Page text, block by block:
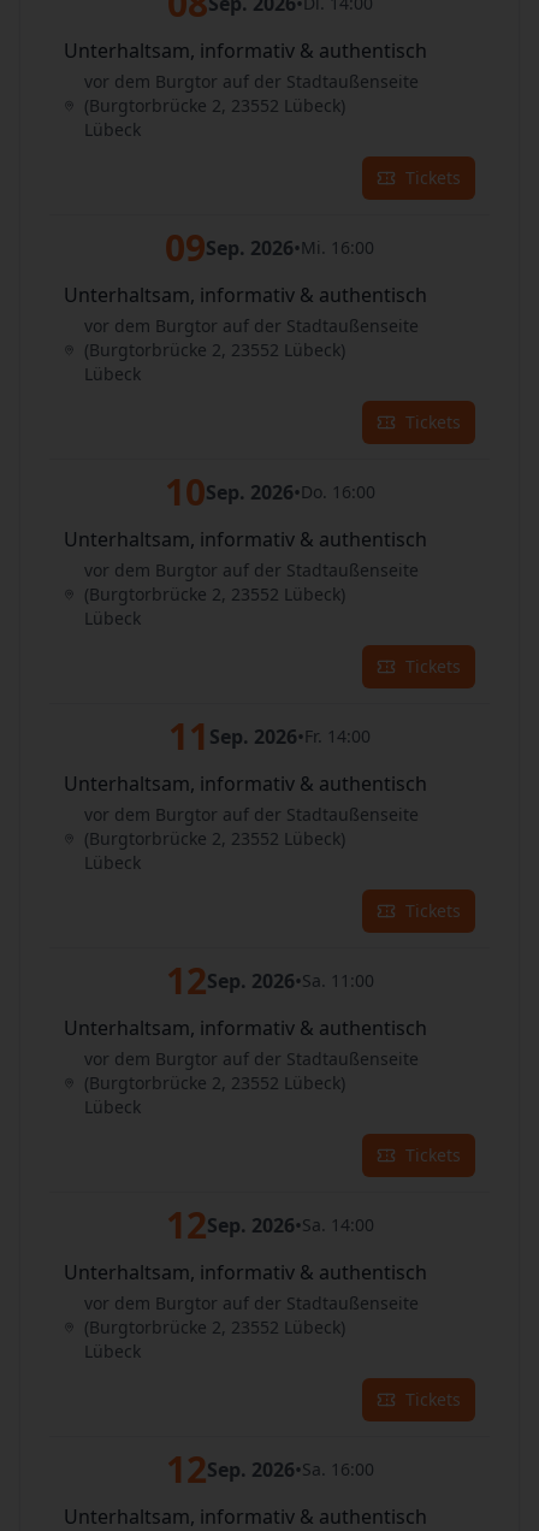
Unterhaltsam, informativ & authentisch
vor dem Burgtor auf der Stadtaußenseite
(Burgtorbrücke 2, 23552 Lübeck)
Lübeck
Tickets
09Sep. 2026•Mi. 16:00
Unterhaltsam, informativ & authentisch
vor dem Burgtor auf der Stadtaußenseite
(Burgtorbrücke 2, 23552 Lübeck)
Lübeck
Tickets
10Sep. 2026•Do. 16:00
Unterhaltsam, informativ & authentisch
vor dem Burgtor auf der Stadtaußenseite
(Burgtorbrücke 2, 23552 Lübeck)
Lübeck
Tickets
11 Sep. 2026•Fr. 14:00
Unterhaltsam, informativ & authentisch
vor dem Burgtor auf der Stadtaußenseite
(Burgtorbrücke 2, 23552 Lübeck)
Lübeck
Tickets
12Sep. 2026•Sa. 11:00
Unterhaltsam, informativ & authentisch
vor dem Burgtor auf der Stadtaußenseite
(Burgtorbrücke 2, 23552 Lübeck)
Lübeck
Tickets
12Sep. 2026•Sa. 14:00
Unterhaltsam, informativ & authentisch
vor dem Burgtor auf der Stadtaußenseite
(Burgtorbrücke 2, 23552 Lübeck)
Lübeck
Tickets
12Sep. 2026•Sa. 16:00
Unterhaltsam, informativ & authentisch